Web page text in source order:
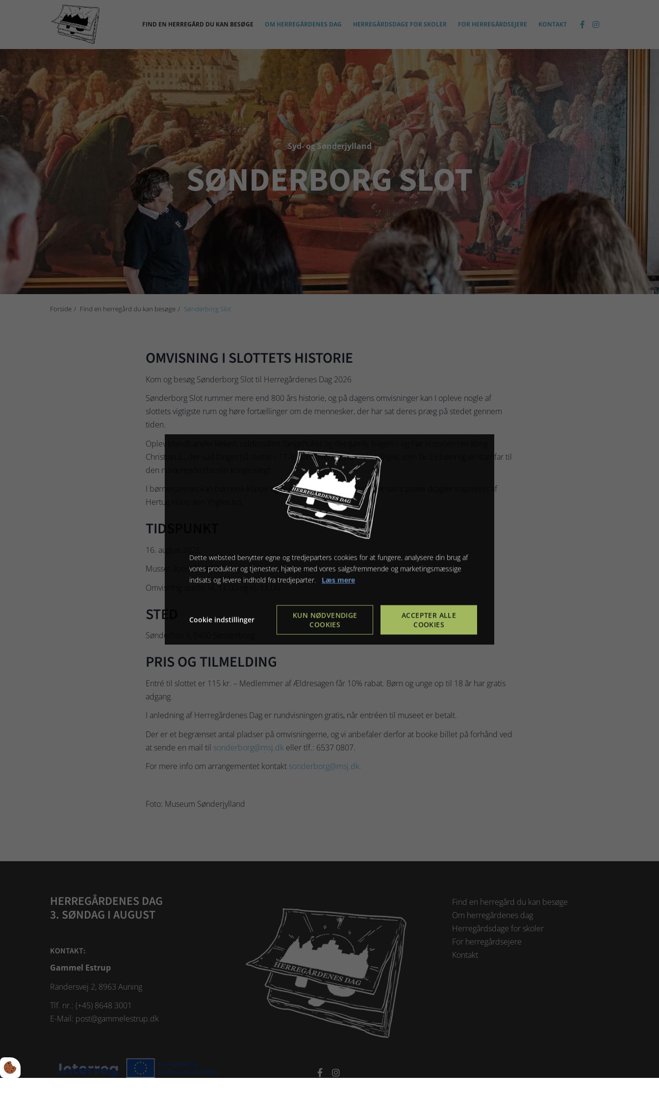
FIND EN HERREGÅRD DU KAN BESØGE OM HERREGÅRDENES DAG HERREGÅRDSDAGE FOR SKOLER FOR HERREGÅRDSEJERE KONTAKT
Syd- og Sønderjylland
SØNDERBORG SLOT
Forside Find en herregård du kan besøge Sønderborg Slot
OMVISNING I SLOTTETS HISTORIE
Kom og besøg Sønderborg Slot til Herregårdenes Dag 2026
Sønderborg Slot rummer mere end 800 års historie, og på dagens omvisninger kan I opleve nogle af
slottets vigtigste rum og høre fortællinger om de mennesker, der har sat deres præg på stedet gennem
tiden.
Oplev blandt andet kirken, riddersalen, fangehullet og det gamle bageri – og hør historien om Kong
Christian 2., der sad fanget på slottet i 17 år, samt Hertug Hans den Yngre, som fik 23 børn og er stamfar til
den nuværende danske kongeslægt.
I børnerummet kan børnene klippe og pynte deres egen kongekrone samt prøve dragter inspireret af
Hertug Hans den Yngres tid.
TIDSPUNKT
16. august 2026
Musset åbent kl. 10-17
Omvisning starter kl. 11.00 og kl. 13.00
STED
Sønderbro 1, 6400 Sønderborg.
PRIS OG TILMELDING
Entré til slottet er 115 kr. – Medlemmer af Ældresagen får 10% rabat. Børn og unge op til 18 år har gratis
adgang.
I anledning af Herregårdenes Dag er rundvisningen gratis, når entréen til museet er betalt.
Der er et begrænset antal pladser på omvisningerne, og vi anbefaler derfor at booke billet på forhånd ved
at sende en mail til sonderborg@msj.dk eller tlf.: 6537 0807.
For mere info om arrangementet kontakt sonderborg@msj.dk.
Foto: Museum Sønderjylland
HERREGÅRDENES DAG
3. SØNDAG I AUGUST
KONTAKT:
Gammel Estrup
Randersvej 2, 8963 Auning
Tlf. nr.: (+45) 8648 3001
E-Mail: post@gammelestrup.dk
Find en herregård du kan besøge
Om herregårdenes dag
Herregårdsdage for skoler
For herregårdsejere
Kontakt
Dette websted benytter egne og tredjeparters cookies for at fungere, analysere din brug af
vores produkter og tjenester, hjælpe med vores salgsfremmende og marketingsmæssige
indsats og levere indhold fra tredjeparter. Læs mere
Cookie indstillinger
KUN NØDVENDIGE
COOKIES
ACCEPTER ALLE
COOKIES